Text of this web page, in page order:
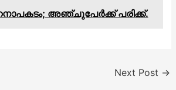
അഞ്ചുപേർക്ക് പരിക്ക്.
Next Post →